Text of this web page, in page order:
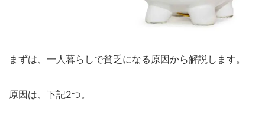
まずは、一人暮らしで貧乏になる原因から解説します。
原因は、下記2つ。